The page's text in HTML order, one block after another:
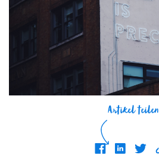
Artikel teilen